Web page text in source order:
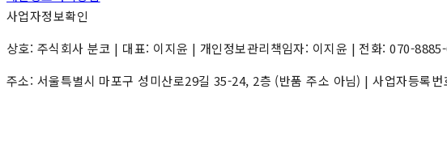
사업자정보확인
상호: 주식회사 분코 | 대표: 이지윤 | 개인정보관리책임자: 이지윤 | 전화: 070-
주소: 서울특별시 마포구 성미산로29길 35-24, 2층 (반품 주소 아님) | 사업자등록